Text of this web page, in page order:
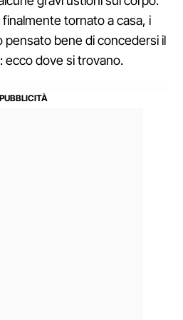
tornato a casa, i
bene di concedersi il
ecco dove si trovano.